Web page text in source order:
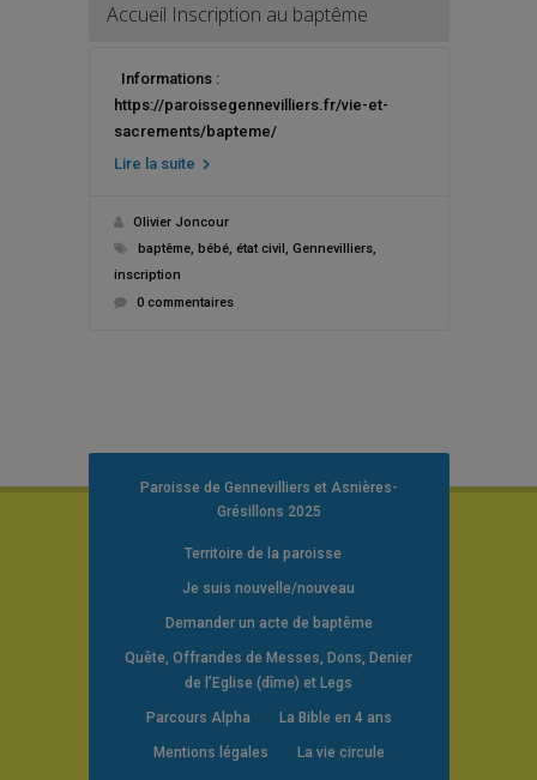
Accueil Inscription au baptême
Informations :
https://paroissegennevilliers.fr/vie-et-
sacrements/bapteme/
Lire la suite
Olivier Joncour
baptême, bébé, état civil, Gennevilliers,
inscription
0 commentaires
Paroisse de Gennevilliers et Asnières-
Grésillons 2025
Territoire de la paroisse
Je suis nouvelle/nouveau
Demander un acte de baptême
Quête, Offrandes de Messes, Dons, Denier
de l’Eglise (dîme) et Legs
Parcours Alpha La Bible en 4 ans
Mentions légales La vie circule